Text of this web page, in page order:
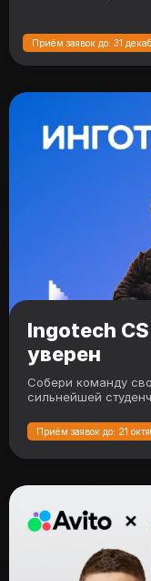
Приём заявок до: 31
Ingotech
уверен
Собери команду
сильнейшей
Приём заявок до: 21